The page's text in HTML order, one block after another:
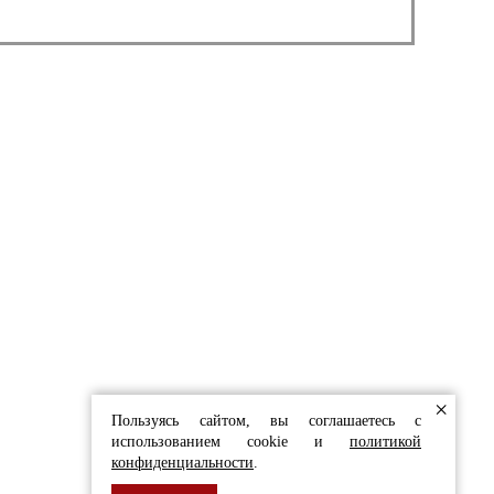
×
Пользуясь сайтом, вы соглашаетесь с
использованием cookie и политикой
конфиденциальности.
И ОБЛИЦОВКИ